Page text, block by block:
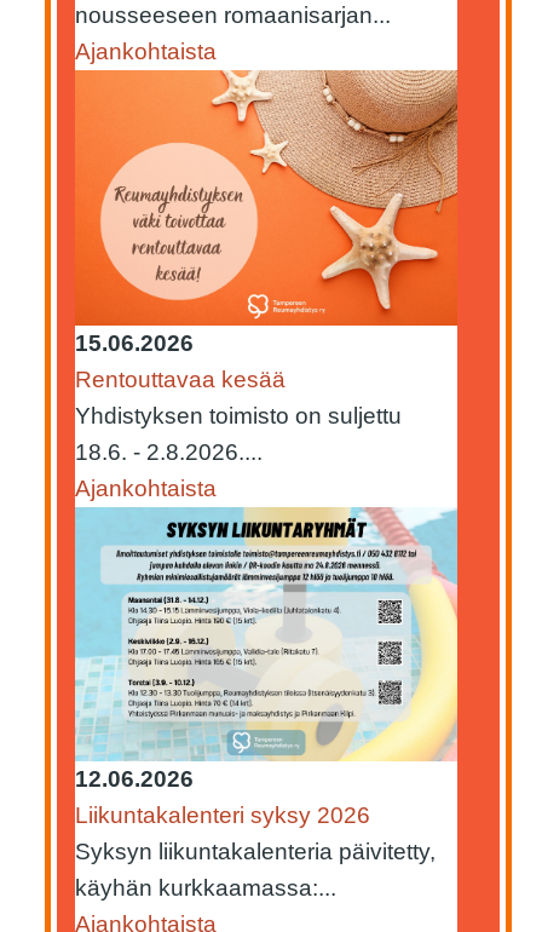
nousseeseen romaanisarjan...
Ajankohtaista
15.06.2026
Rentouttavaa kesää
Yhdistyksen toimisto on suljettu
18.6. - 2.8.2026....
Ajankohtaista
12.06.2026
Liikuntakalenteri syksy 2026
Syksyn liikuntakalenteria päivitetty,
käyhän kurkkaamassa:...
Ajankohtaista